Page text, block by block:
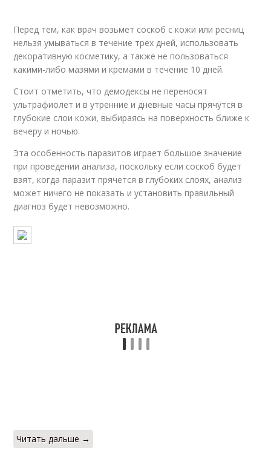
Перед тем, как врач возьмет соскоб с кожи или ресниц
нельзя умываться в течение трех дней, использовать
декоративную косметику, а также не пользоваться
какими-либо мазями и кремами в течение 10 дней.
Стоит отметить, что демодексы не переносят
ультрафиолет и в утренние и дневные часы прячутся в
глубокие слои кожи, выбираясь на поверхность ближе к
вечеру и ночью.
Эта особенность паразитов играет большое значение
при проведении анализа, поскольку если соскоб будет
взят, когда паразит прячется в глубоких слоях, анализ
может ничего не показать и установить правильный
диагноз будет невозможно.
Читать дальше →